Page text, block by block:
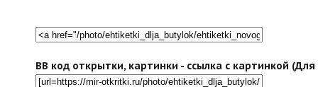
BB код открытки, картинки - ссылка с картинкой